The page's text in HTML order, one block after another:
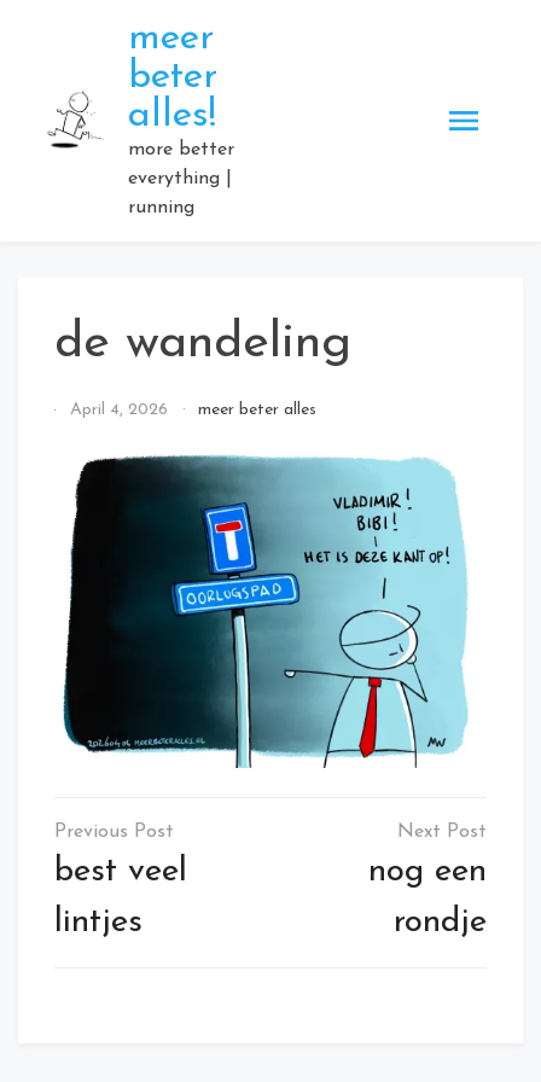
meer
beter
alles!
more better
everything |
running
de wandeling
ByApril 4, 2026 meer beter alles
Post
navigation
best veel
lintjes
nog een
rondje